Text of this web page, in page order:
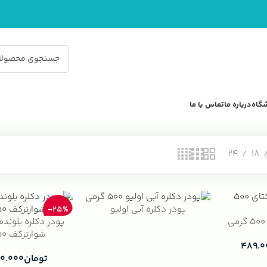
درباره ماتماس با ما
18
24
پودر دکلره آبی اولیو -25%
شوارتزکف 450 گرم
تومان